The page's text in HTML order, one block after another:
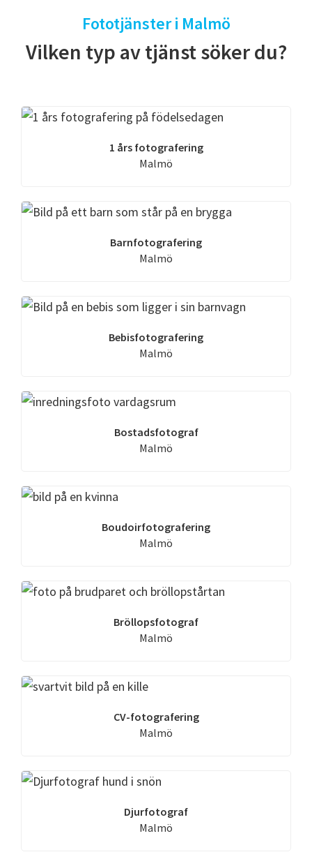
Fototjänster i Malmö
Vilken typ av tjänst söker du?
1 års fotografering
Malmö
Barnfotografering
Malmö
Bebisfotografering
Malmö
Bostadsfotograf
Malmö
Boudoirfotografering
Malmö
Bröllopsfotograf
Malmö
CV-fotografering
Malmö
Djurfotograf
Malmö